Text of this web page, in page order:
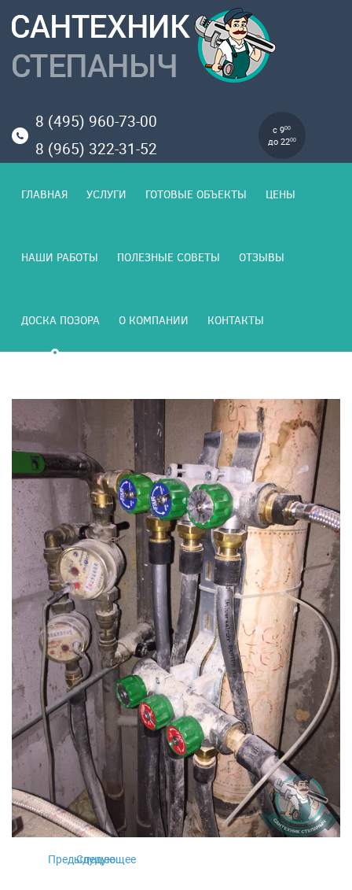
8 (495) 960-73-00
8 (965) 322-31-52
с 900
до 2200
ГЛАВНАЯ УСЛУГИ ГОТОВЫЕ ОБЪЕКТЫ ЦЕНЫ
НАШИ РАБОТЫ ПОЛЕЗНЫЕ СОВЕТЫ ОТЗЫВЫ
ДОСКА ПОЗОРА О КОМПАНИИ КОНТАКТЫ
Предыдущее
Следующее